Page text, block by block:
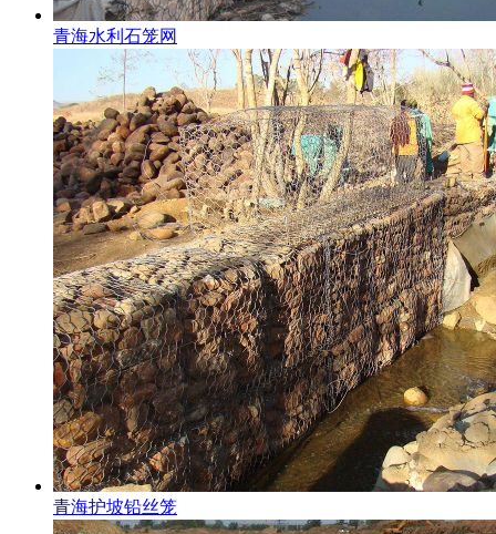
青海水利石笼网
青海护坡铅丝笼